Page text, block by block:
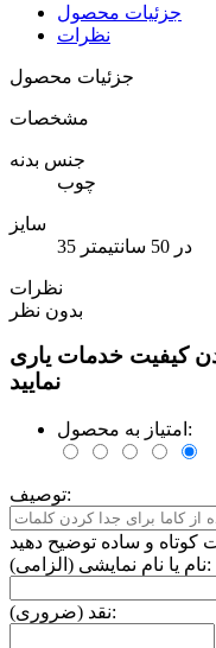
جزئیات محصول
نظرات
جزئیات محصول
مشخصات
جنس بدنه
چوب
سایز
35 در 50 سانتیمتر
نظرات
بدون نظر
کیفیت خدمات یاری
نمایید
امتیاز به محصول:
توصیف:
نام یا نام نمایشی (الزامی):
نقد (ضروری):